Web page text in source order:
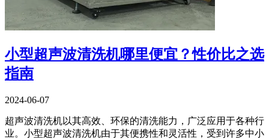
小型超声波清洗机哪里便宜？性价比之选
指南
2024-06-07
超声波清洗机以其高效、环保的清洗能力，广泛应用于各种行
业。小型超声波清洗机由于其便携性和灵活性，受到许多中小